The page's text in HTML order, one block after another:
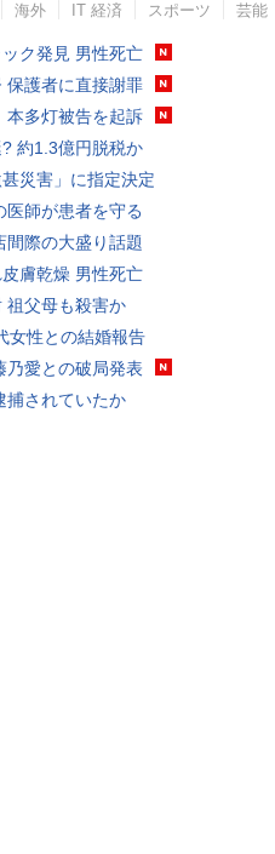
海外 IT 経済 スポーツ 芸能
ク発見 男性死亡
保護者に直接謝罪
本多灯被告を起訴
約1.3億円脱税か
災害」に指定決定
医師が患者を守る
間際の大盛り話題
膚乾燥 男性死亡
祖父母も殺害か
女性との結婚報告
乃愛との破局発表
捕されていたか